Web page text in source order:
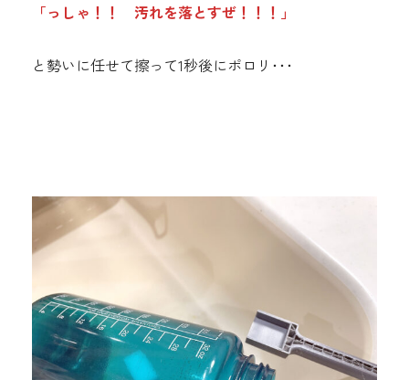
「っしゃ！！ 汚れを落とすぜ！！！」
と勢いに任せて擦って1秒後にポロリ･･･